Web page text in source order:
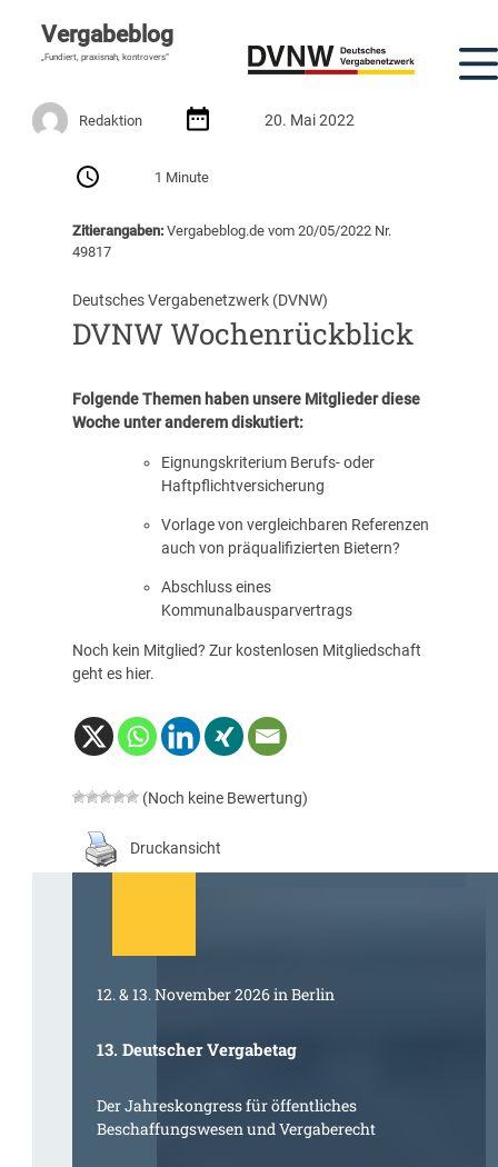
Vergabeblog
„Fundiert, praxisnah, kontrovers“
Redaktion 20. Mai 2022
1 Minute
Zitierangaben:Vergabeblog.de vom 20/05/2022 Nr.
49817
Deutsches Vergabenetzwerk (DVNW)
DVNW Wochenrückblick
Folgende Themen haben unsere Mitglieder diese
Woche unter anderem diskutiert:
Eignungskriterium Berufs- oder
Haftpflichtversicherung
Vorlage von vergleichbaren Referenzen
auch von präqualifizierten Bietern?
Abschluss eines
Kommunalbausparvertrags
Noch kein Mitglied? Zur kostenlosen Mitgliedschaft
geht es hier.
(Noch keine Bewertung)
Druckansicht
12. & 13. November 2026 in Berlin
13. Deutscher Vergabetag
Der Jahreskongress für öffentliches
Beschaffungswesen und Vergaberecht